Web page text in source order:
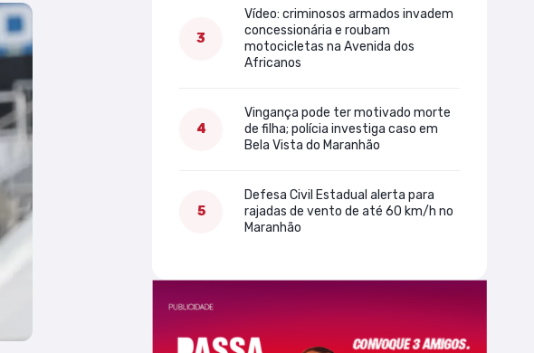
Vídeo: criminosos armados invadem
concessionária e roubam
motocicletas na Avenida dos
Africanos
Vingança pode ter motivado morte
de filha; polícia investiga caso em
Bela Vista do Maranhão
Defesa Civil Estadual alerta para
rajadas de vento de até 60 km/h no
Maranhão